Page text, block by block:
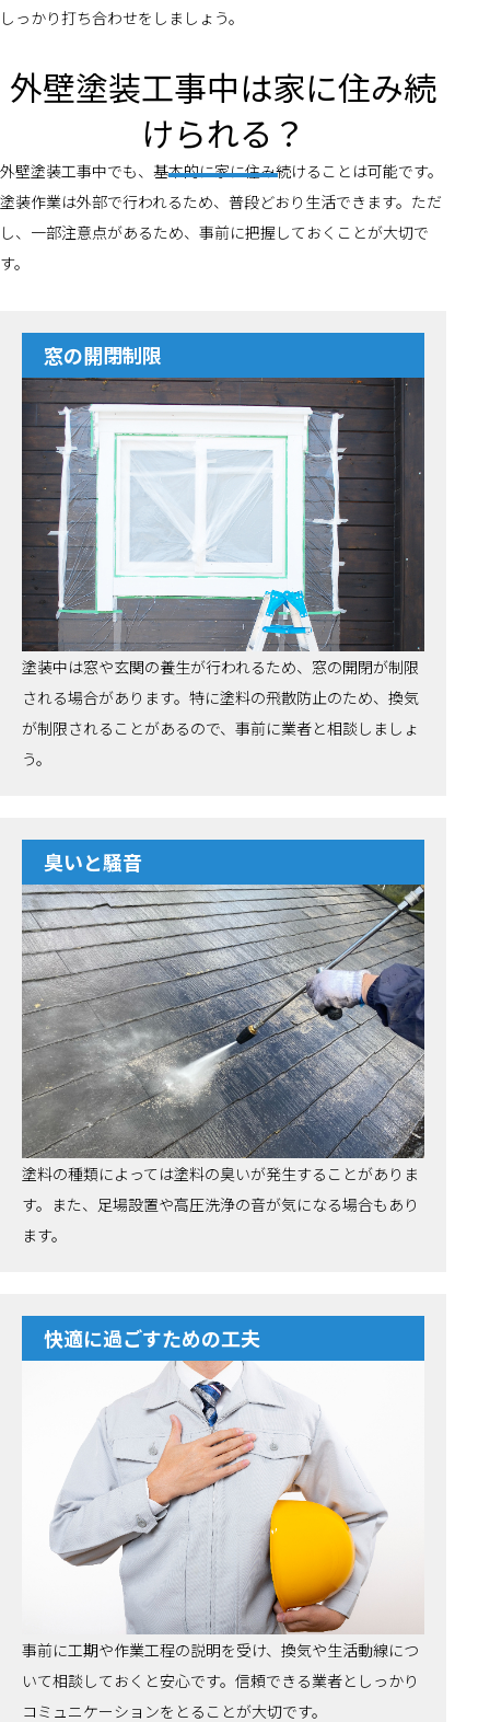
しっかり打ち合わせをしましょう。
外壁塗装工事中は家に住み続
けられる？
外壁塗装工事中でも、基本的に家に住み続けることは可能です。
塗装作業は外部で行われるため、普段どおり生活できます。ただ
し、一部注意点があるため、事前に把握しておくことが大切で
す。
窓の開閉制限
塗装中は窓や玄関の養生が行われるため、窓の開閉が制限
される場合があります。特に塗料の飛散防止のため、換気
が制限されることがあるので、事前に業者と相談しましょ
う。
臭いと騒音
塗料の種類によっては塗料の臭いが発生することがありま
す。また、足場設置や高圧洗浄の音が気になる場合もあり
ます。
快適に過ごすための工夫
事前に工期や作業工程の説明を受け、換気や生活動線につ
いて相談しておくと安心です。信頼できる業者としっかり
コミュニケーションをとることが大切です。